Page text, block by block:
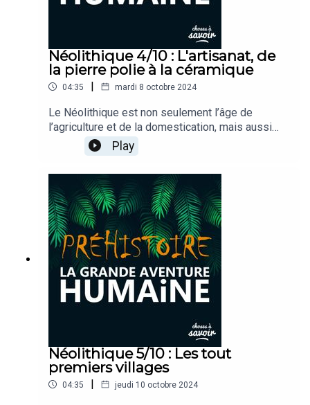
Néolithique 4/10 : L'artisanat, de
la pierre polie à la céramique
04:35 | mardi 8 octobre 2024
Le Néolithique est non seulement l’âge de
l’agriculture et de la domestication, mais aussi
celui des grandes innovations matérielles. Des
outils en pierre polie aux premières poteries,
des communautés humaines et marqué le début
d’une nouvelle ère de créativité et de technologie.
Play
Néolithique 5/10 : Les tout
premiers villages
04:35 | jeudi 10 octobre 2024